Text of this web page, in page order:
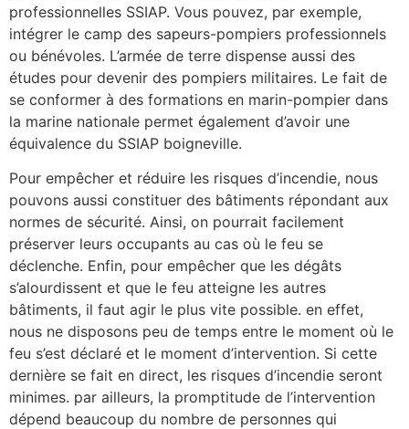
professionnelles SSIAP. Vous pouvez, par exemple,
intégrer le camp des sapeurs-pompiers professionnels
ou bénévoles. L’armée de terre dispense aussi des
études pour devenir des pompiers militaires. Le fait de
se conformer à des formations en marin-pompier dans
la marine nationale permet également d’avoir une
équivalence du SSIAP boigneville.
Pour empêcher et réduire les risques d’incendie, nous
pouvons aussi constituer des bâtiments répondant aux
normes de sécurité. Ainsi, on pourrait facilement
préserver leurs occupants au cas où le feu se
déclenche. Enfin, pour empêcher que les dégâts
s’alourdissent et que le feu atteigne les autres
bâtiments, il faut agir le plus vite possible. en effet,
nous ne disposons peu de temps entre le moment où le
feu s’est déclaré et le moment d’intervention. Si cette
dernière se fait en direct, les risques d’incendie seront
minimes. par ailleurs, la promptitude de l’intervention
dépend beaucoup du nombre de personnes qui